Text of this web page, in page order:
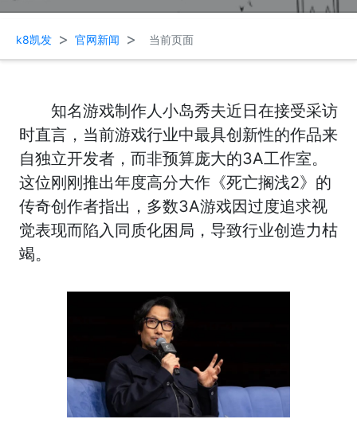
k8凯发 > 官网新闻 > 当前页面
知名游戏制作人小岛秀夫近日在接受采访
时直言，当前游戏行业中最具创新性的作品来
自独立开发者，而非预算庞大的3A工作室。
这位刚刚推出年度高分大作《死亡搁浅2》的
传奇创作者指出，多数3A游戏因过度追求视
觉表现而陷入同质化困局，导致行业创造力枯
竭。